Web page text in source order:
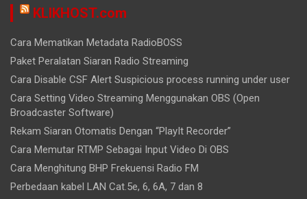
KLIKHOST.com
Cara Mematikan Metadata RadioBOSS
Paket Peralatan Siaran Radio Streaming
Cara Disable CSF Alert Suspicious process running under user
Cara Setting Video Streaming Menggunakan OBS (Open
Broadcaster Software)
Rekam Siaran Otomatis Dengan “PlayIt Recorder”
Cara Memutar RTMP Sebagai Input Video Di OBS
Cara Menghitung BHP Frekuensi Radio FM
Perbedaan kabel LAN Cat.5e, 6, 6A, 7 dan 8